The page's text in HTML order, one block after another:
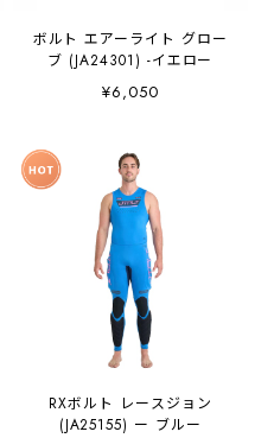
ボルト エアーライト グロー
ブ (JA24301) -イエロー
¥6,050
RXボルト レースジョン
(JA25155) ー ブルー